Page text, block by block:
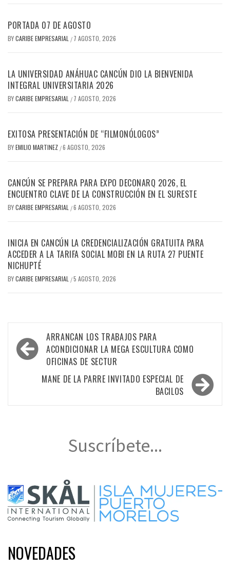
PORTADA 07 DE AGOSTO
BYCARIBE EMPRESARIAL / 7 AGOSTO, 2026
LA UNIVERSIDAD ANÁHUAC CANCÚN DIO LA BIENVENIDA
INTEGRAL UNIVERSITARIA 2026
BYCARIBE EMPRESARIAL / 7 AGOSTO, 2026
EXITOSA PRESENTACIÓN DE “FILMONÓLOGOS”
BYEMILIO MARTINEZ /6 AGOSTO, 2026
CANCÚN SE PREPARA PARA EXPO DECONARQ 2026, EL
ENCUENTRO CLAVE DE LA CONSTRUCCIÓN EN EL SURESTE
BYCARIBE EMPRESARIAL /6 AGOSTO, 2026
INICIA EN CANCÚN LA CREDENCIALIZACIÓN GRATUITA PARA
ACCEDER A LA TARIFA SOCIAL MOBI EN LA RUTA 27 PUENTE
NICHUPTÉ
BYCARIBE EMPRESARIAL /5 AGOSTO, 2026
Navegación
de
entradas
ARRANCAN LOS TRABAJOS PARA
ACONDICIONAR LA MEGA ESCULTURA COMO
OFICINAS DE SECTUR
MANE DE LA PARRE INVITADO ESPECIAL DE
BACILOS
Suscríbete...
NOVEDADES